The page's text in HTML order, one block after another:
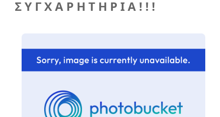
Σ Υ Γ Χ Α Ρ Η Τ Η Ρ Ι Α ! ! !